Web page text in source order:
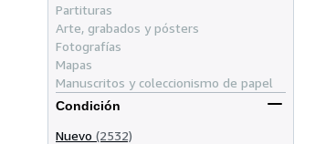
Partituras
Arte, grabados y pósters
Fotografías
Mapas
Manuscritos y coleccionismo de papel
Condición
Nuevo (2532)